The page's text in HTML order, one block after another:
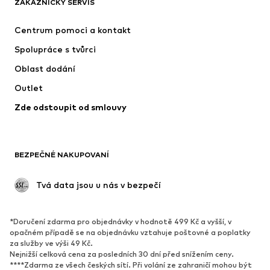
NIKE
ZÁKAZNICKÝ SERVIS
Centrum pomoci a kontakt
Spolupráce s tvůrci
Oblast dodání
Outlet
Zde odstoupit od smlouvy
BEZPEČNÉ NAKUPOVANÍ
Tvá data jsou u nás v bezpečí
*Doručení zdarma pro objednávky v hodnotě 499 Kč a vyšší, v
opačném případě se na objednávku vztahuje poštovné a poplatky
za služby ve výši 49 Kč.
Nejnižší celková cena za posledních 30 dní před snížením ceny.
****Zdarma ze všech českých sítí. Při volání ze zahraničí mohou být